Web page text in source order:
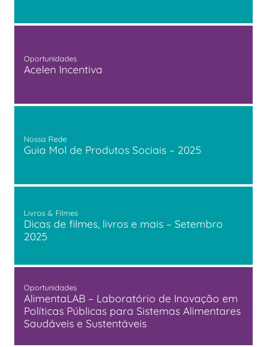
Oportunidades
Acelen Incentiva
Nossa Rede
Guia Mol de Produtos Sociais – 2025
Livros & Filmes
Dicas de filmes, livros e mais – Setembro
2025
Oportunidades
AlimentaLAB – Laboratório de Inovação em
Políticas Públicas para Sistemas Alimentares
Saudáveis e Sustentáveis